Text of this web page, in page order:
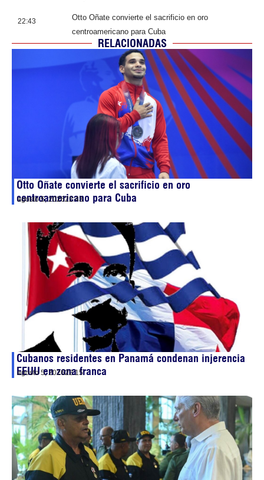
22:43
Otto Oñate convierte el sacrificio en oro
centroamericano para Cuba
RELACIONADAS
Otto Oñate convierte el sacrificio en oro
centroamericano para Cuba
agosto 5, 202622:43
Cubanos residentes en Panamá condenan injerencia
EEUU en zona franca
agosto 5, 202622:15